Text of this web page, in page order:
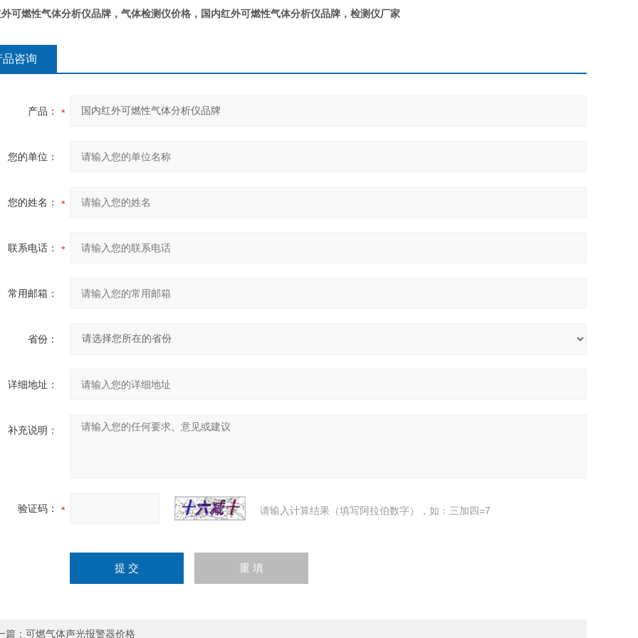
可燃性气体分析仪品牌 ，气体检测仪价格， 国内红外可燃性气体分析仪品牌 ​​，检测仪厂家
品咨询
产品：
您的单位：
您的姓名：
联系电话：
常用邮箱：
省份：
详细地址：
补充说明：
验证码： 请输入计算结果（填写阿拉伯数字），如：三加四=7
篇： 可燃气体声光报警器价格